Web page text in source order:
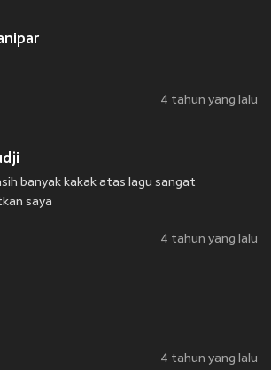
4 tahun yang lalu
banyak kakak atas lagu sangat
saya
4 tahun yang lalu
4 tahun yang lalu